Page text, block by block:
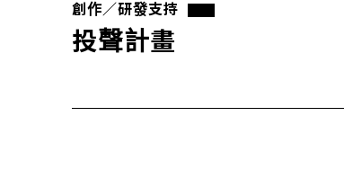
創作／研發支持
投聲計畫